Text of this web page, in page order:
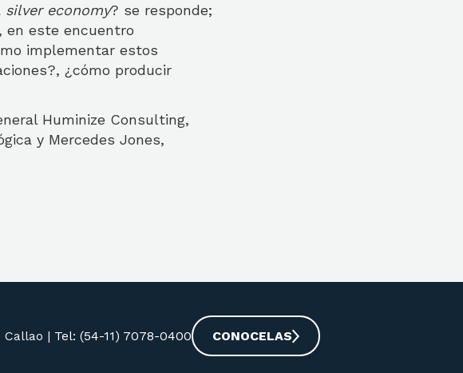
silver economy? se responde;
en este encuentro
implementar estos
¿cómo producir
Huminize Consulting,
y Mercedes Jones,
Callao | Tel: (54-11) 7078-0400 CONOCELAS